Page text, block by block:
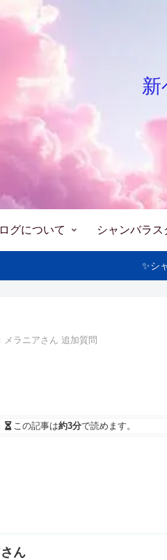
新
グについて シャンバラス
✨シ
メラニアさん 追加質問
この記事は約3分で読めます。
ん